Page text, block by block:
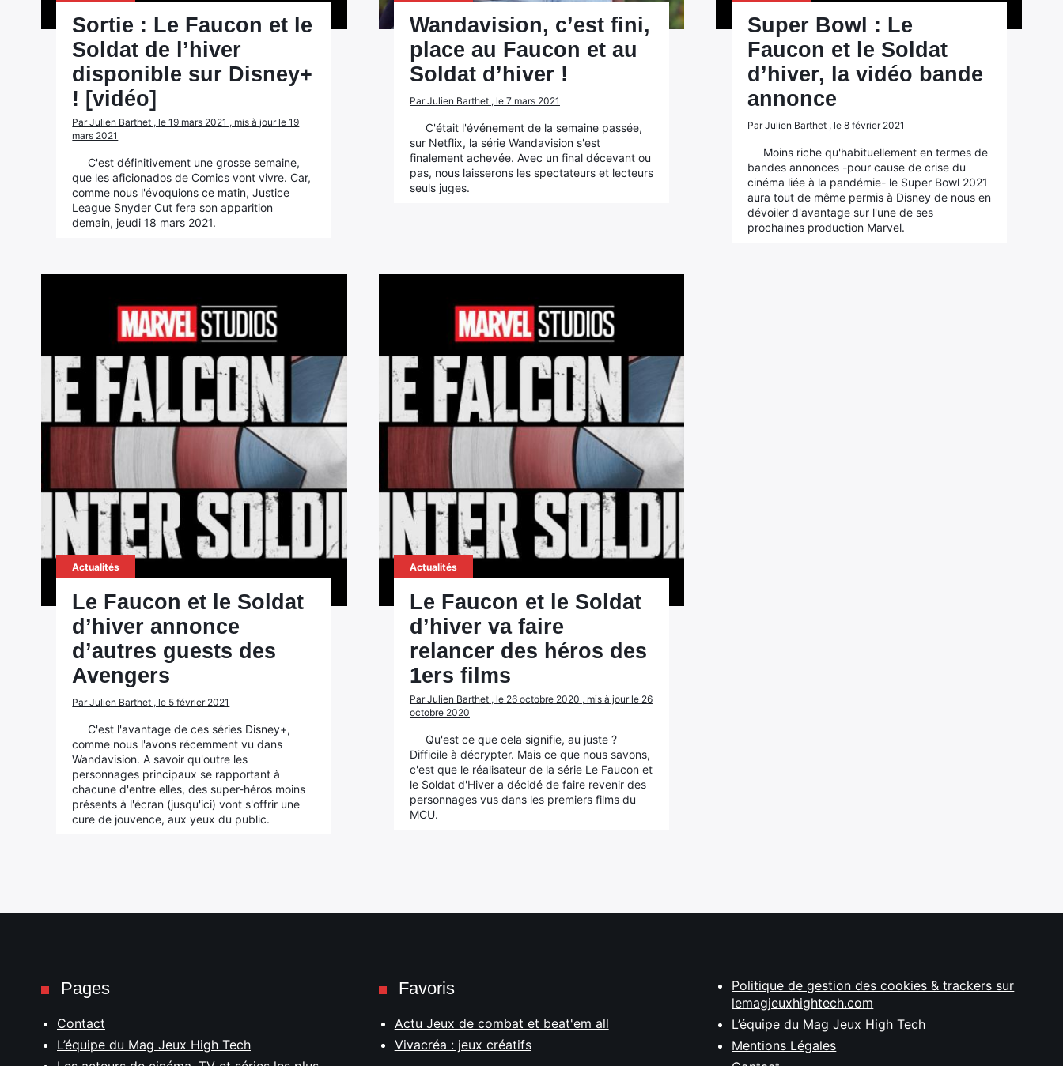
Sortie : Le Faucon et le
Soldat de l’hiver
disponible sur Disney+
! [vidéo]
Par Julien Barthet , le 19 mars 2021 , mis à jour le 19
mars 2021
C'est définitivement une grosse semaine,
que les aficionados de Comics vont vivre. Car,
comme nous l'évoquions ce matin, Justice
League Snyder Cut fera son apparition
demain, jeudi 18 mars 2021.
Wandavision, c’est fini,
place au Faucon et au
Soldat d’hiver !
Par Julien Barthet , le 7 mars 2021
C'était l'événement de la semaine passée,
sur Netflix, la série Wandavision s'est
finalement achevée. Avec un final décevant ou
pas, nous laisserons les spectateurs et lecteurs
seuls juges.
Super Bowl : Le
Faucon et le Soldat
d’hiver, la vidéo bande
annonce
Par Julien Barthet , le 8 février 2021
Moins riche qu'habituellement en termes de
bandes annonces -pour cause de crise du
cinéma liée à la pandémie- le Super Bowl 2021
aura tout de même permis à Disney de nous en
dévoiler d'avantage sur l'une de ses
prochaines production Marvel.
Actualités
Le Faucon et le Soldat
d’hiver annonce
d’autres guests des
Avengers
Par Julien Barthet , le 5 février 2021
C'est l'avantage de ces séries Disney+,
comme nous l'avons récemment vu dans
Wandavision. A savoir qu'outre les
personnages principaux se rapportant à
chacune d'entre elles, des super-héros moins
présents à l'écran (jusqu'ici) vont s'offrir une
cure de jouvence, aux yeux du public.
Actualités
Le Faucon et le Soldat
d’hiver va faire
relancer des héros des
1ers films
Par Julien Barthet , le 26 octobre 2020 , mis à jour le 26
octobre 2020
Qu'est ce que cela signifie, au juste ?
Difficile à décrypter. Mais ce que nous savons,
c'est que le réalisateur de la série Le Faucon et
le Soldat d'Hiver a décidé de faire revenir des
personnages vus dans les premiers films du
MCU.
Pages
Contact
L’équipe du Mag Jeux High Tech
Favoris
Actu Jeux de combat et beat'em all
Vivacréa : jeux créatifs
Politique de gestion des cookies & trackers sur
lemagjeuxhightech.com
L’équipe du Mag Jeux High Tech
Mentions Légales